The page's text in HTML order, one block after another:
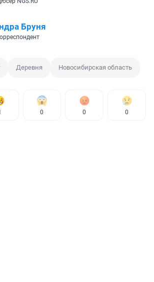
Бруня
Деревня Новосибирская область
0 0 0